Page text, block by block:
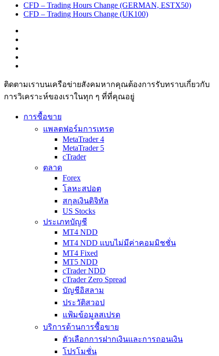
CFD – Trading Hours Change (GERMAN, ESTX50)
CFD – Trading Hours Change (UK100)
ติดตามเราบนเครือข่ายสังคมหากคุณต้องการรับทราบเกี่ยวกับ
การวิเ­คราะห์ของเราในทุก ๆ ที่ที่คุณอยู่
การซื้อขาย
แพลตฟอร์มการเทรด
MetaTrader 4
MetaTrader 5
cTrader
ตลาด
Forex
โลหะสปอต
สกุลเงินดิจิทัล
US Stocks
ประเภทบัญชี
MT4 NDD
MT4 NDD แบบไม่มีค่าคอมมิชชั่น
MT4 Fixed
MT5 NDD
cTrader NDD
cTrader Zero Spread
บัญชีอิสลาม
ประวัติสวอป
แฟ้มข้อมูลสเปรด
บริการด้านการซื้อขาย
ตัวเลือกการฝากเงินและการถอนเงิน
โปรโมชั่น